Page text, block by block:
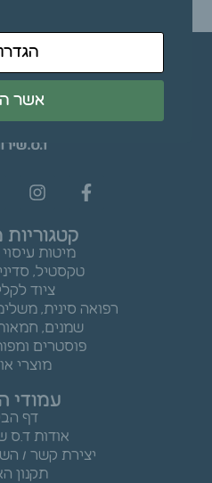
קטגוריות
מיטות
טקסטיל,
ציוד
רפואה סינית,
שמנים,
פוסטרים
מוצרי
עמודי
דף
אודות ד.ס
יצירת קשר /
תקנון
אשר